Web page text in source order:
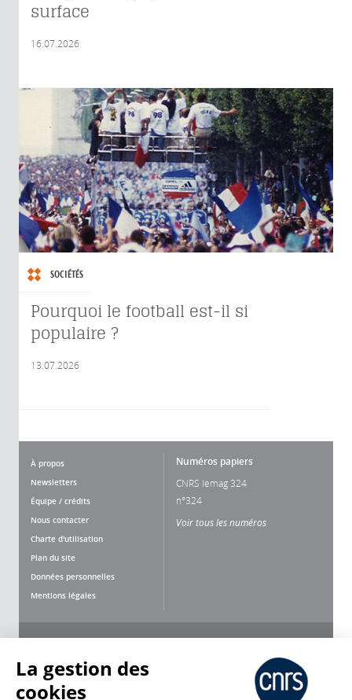
surface
16.07.2026
SOCIÉTÉS
Pourquoi le football est-il si
populaire ?
13.07.2026
À propos
Newsletters
Équipe / crédits
Nous contacter
Charte d'utilisation
Plan du site
Données personnelles
Mentions légales
Numéros papiers
CNRS lemag 324
n°324
Voir tous les numéros
La gestion des
cookies